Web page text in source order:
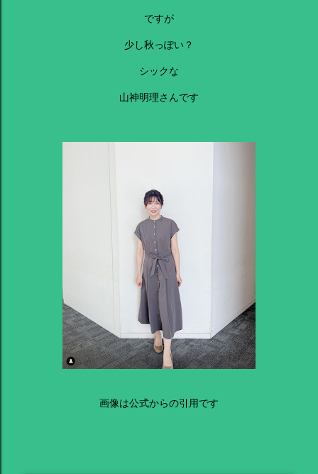
ですが
少し秋っぽい？
シックな
山神明理さんです
画像は公式からの引用です